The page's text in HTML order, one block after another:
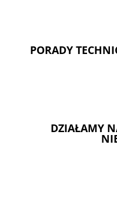
PORADY
DZIAŁAMY